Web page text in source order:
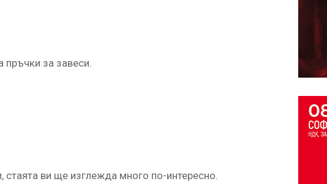
пръчки за завеси.
стаята ви ще изглежда много по-интересно.